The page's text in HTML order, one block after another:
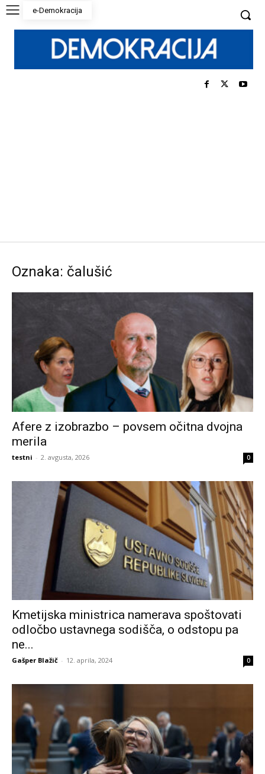
e-Demokracija
Oznaka: čalušić
Afere z izobrazbo – povsem očitna dvojna
merila
testni - 2. avgusta, 2026 0
Kmetijska ministrica namerava spoštovati
odločbo ustavnega sodišča, o odstopu pa
ne...
Gašper Blažič - 12. aprila, 2024 0